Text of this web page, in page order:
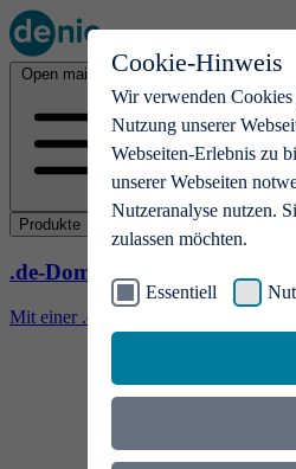
Cookie-Hinweis
Wir verwenden
Nutzung unserer
Webseiten-Erlebnis zu
unserer Webseiten
Nutzeranalyse nutzen.
zulassen möchten.
Essentiell
Open main menu
Produkte
.de-Domains
Mit einer .de-Domain erhalten Ideen